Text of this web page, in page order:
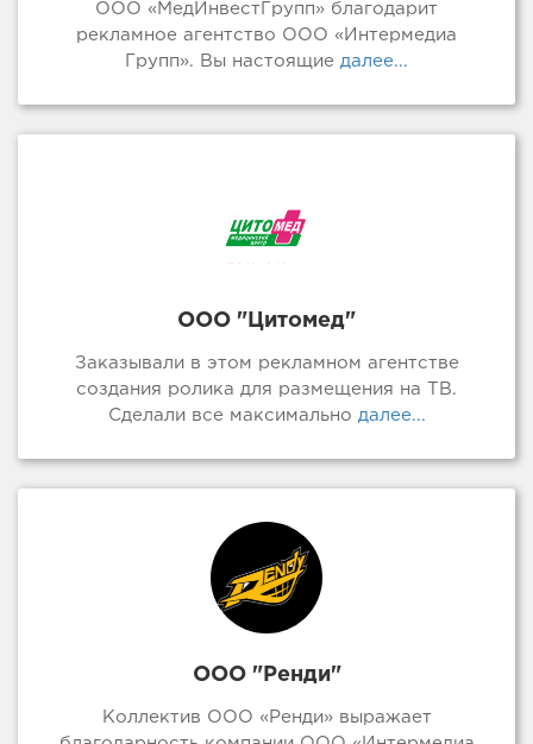
ООО «МедИнвестГрупп» благодарит
рекламное агентство ООО «Интермедиа
Групп». Вы настоящие далее...
ООО "Цитомед"
Заказывали в этом рекламном агентстве
создания ролика для размещения на ТВ.
Сделали все максимально далее...
ООО "Ренди"
Коллектив ООО «Ренди» выражает